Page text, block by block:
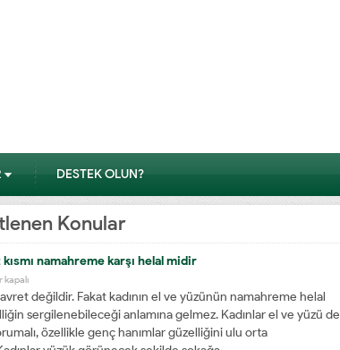
DESTEK OLUN?
Konular
kısmı namahreme karşı helal midir
kapalı
değildir. Fakat kadının el ve yüzünün namahreme helal
sergilenebileceği anlamına gelmez. Kadınlar el ve yüzü de
özellikle genç hanımlar güzelliğini ulu orta